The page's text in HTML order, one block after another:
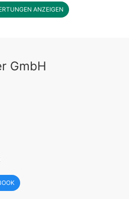
ANZEIGEN
GmbH